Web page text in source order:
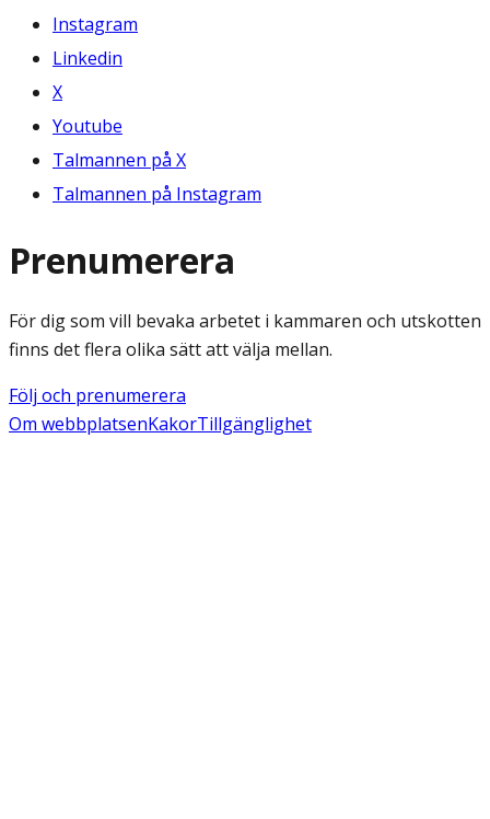
Instagram
Linkedin
X
Youtube
Talmannen på X
Talmannen på Instagram
Prenumerera
För dig som vill bevaka arbetet i kammaren och utskotten
finns det flera olika sätt att välja mellan.
Följ och prenumerera
Om webbplatsenKakorTillgänglighet